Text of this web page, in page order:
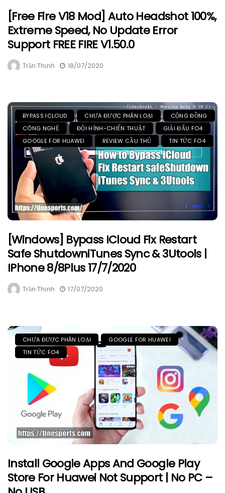
[Free Fire V18 Mod] Auto Headshot 100%,
Extreme Speed, No Update Error
Support FREE FIRE V1.50.0
Trần Thịnh 18/07/2020
BYPASS ICLOUD CHƯA ĐƯỢC PHÂN LOẠI
CỘNG ĐỒNG
CÔNG NGHỆ
ĐỘI HÌNH-CHIẾN THUẬT
GIẢI ĐẤU FO4
GOOGLE FOR HUAWEI
REVIEW CẦU THỦ TIN TỨC FO4
[Windows] Bypass ICloud Fix Restart
Safe ShutdowniTunes Sync & 3Utools |
IPhone 8/8Plus 17/7/2020
Trần Thịnh 17/07/2020
CHƯA ĐƯỢC PHÂN LOẠI
GOOGLE FOR HUAWEI
TIN TỨC FO4
Install Google Apps And Google Play
Store For Huawei Not Support | No PC –